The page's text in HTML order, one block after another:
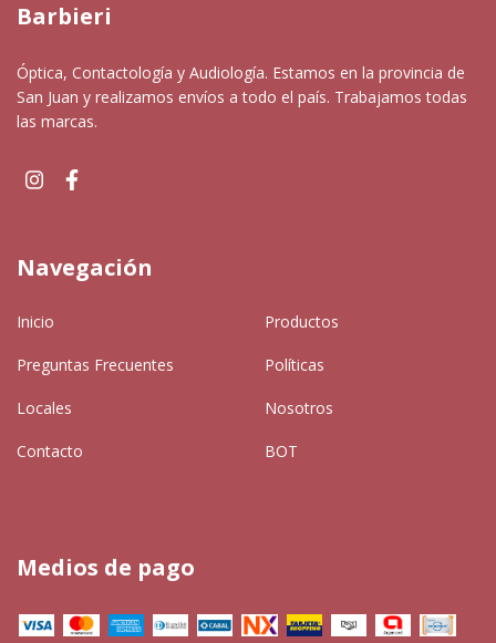
Barbieri
Óptica, Contactología y Audiología. Estamos en la provincia de
San Juan y realizamos envíos a todo el país. Trabajamos todas
las marcas.
Navegación
Inicio Productos
Preguntas Frecuentes Políticas
Locales Nosotros
Contacto BOT
Medios de pago